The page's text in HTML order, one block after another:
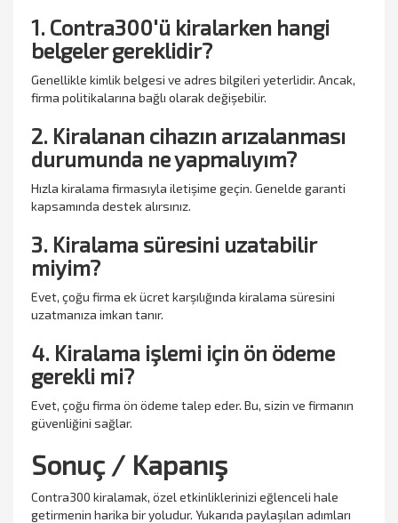
1. Contra300'ü kiralarken hangi
belgeler gereklidir?
Genellikle kimlik belgesi ve adres bilgileri yeterlidir. Ancak,
firma politikalarına bağlı olarak değişebilir.
2. Kiralanan cihazın arızalanması
durumunda ne yapmalıyım?
Hızla kiralama firmasıyla iletişime geçin. Genelde garanti
kapsamında destek alırsınız.
3. Kiralama süresini uzatabilir
miyim?
Evet, çoğu firma ek ücret karşılığında kiralama süresini
uzatmanıza imkan tanır.
4. Kiralama işlemi için ön ödeme
gerekli mi?
Evet, çoğu firma ön ödeme talep eder. Bu, sizin ve firmanın
güvenliğini sağlar.
Sonuç / Kapanış
Contra300 kiralamak, özel etkinliklerinizi eğlenceli hale
getirmenin harika bir yoludur. Yukarıda paylaşılan adımları